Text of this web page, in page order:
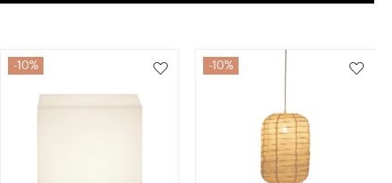
10% 10%